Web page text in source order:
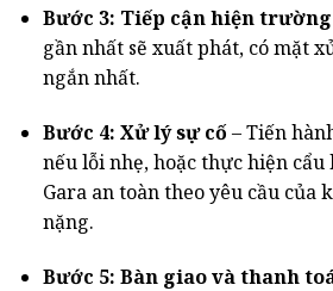
Bước 3: Tiếp cận hiện trường
gần nhất sẽ xuất phát, có mặt
ngắn nhất.
Bước 4: Xử lý sự cố– Tiến
nếu lỗi nhẹ, hoặc thực hiện
Gara an toàn theo yêu cầu của
nặng.
Bước 5: Bàn giao và thanh